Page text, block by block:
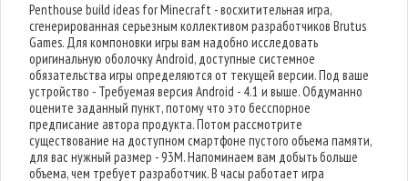
Penthouse build ideas for Minecraft - восхитительная игра,
сгенерированная серьезным коллективом разработчиков Brutus
Games. Для компоновки игры вам надобно исследовать
оригинальную оболочку Android, доступные системное
обязательства игры определяются от текущей версии. Под ваше
устройство - Требуемая версия Android - 4.1 и выше. Обдуманно
оцените заданный пункт, потому что это бесспорное
предписание автора продукта. Потом рассмотрите
существование на доступном смартфоне пустого объема памяти,
для вас нужный размер - 93M. Напоминаем вам добыть больше
объема, чем требует разработчик. В часы работает игра